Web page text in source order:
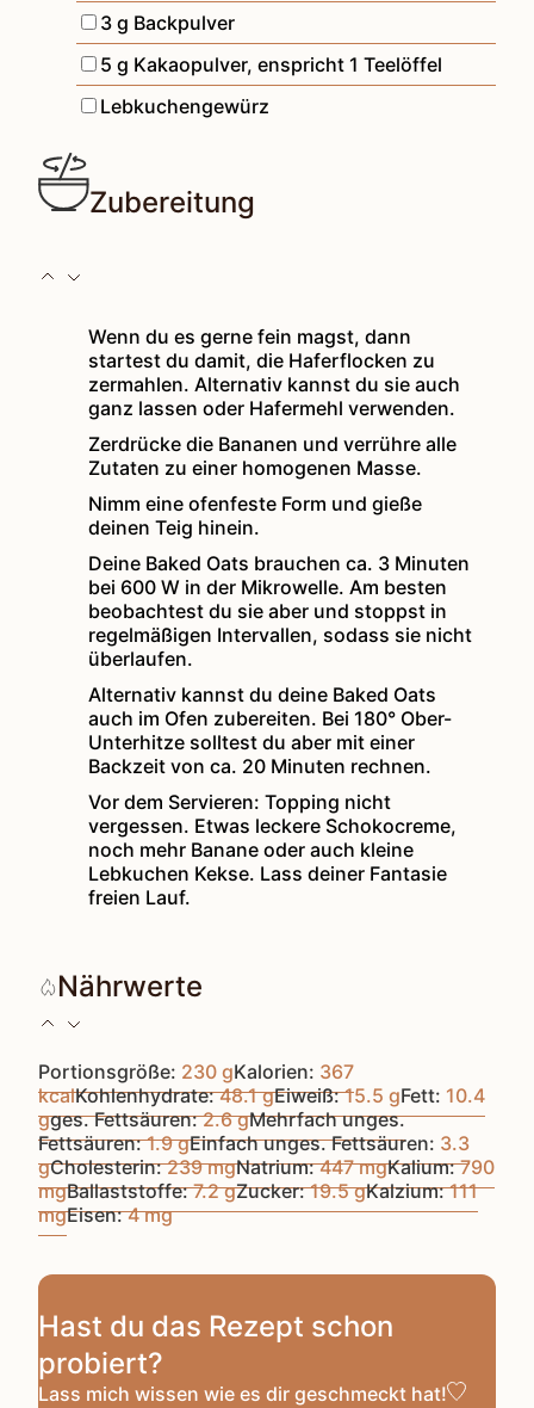
▢
3 g Backpulver
▢
5 g Kakaopulver,enspricht 1 Teelöffel
▢
Lebkuchengewürz
Zubereitung
Wenn du es gerne fein magst, dann
startest du damit, die Haferflocken zu
zermahlen. Alternativ kannst du sie auch
ganz lassen oder Hafermehl verwenden.
Zerdrücke die Bananen und verrühre alle
Zutaten zu einer homogenen Masse.
Nimm eine ofenfeste Form und gieße
deinen Teig hinein.
Deine Baked Oats brauchen ca. 3 Minuten
bei 600 W in der Mikrowelle. Am besten
beobachtest du sie aber und stoppst in
regelmäßigen Intervallen, sodass sie nicht
überlaufen.
Alternativ kannst du deine Baked Oats
auch im Ofen zubereiten. Bei 180° Ober-
Unterhitze solltest du aber mit einer
Backzeit von ca. 20 Minuten rechnen.
Vor dem Servieren: Topping nicht
vergessen. Etwas leckere Schokocreme,
noch mehr Banane oder auch kleine
Lebkuchen Kekse. Lass deiner Fantasie
freien Lauf.
Nährwerte
Portionsgröße: 230 gKalorien: 367
kcalKohlenhydrate:48.1 gEiweiß:15.5 gFett: 10.4
gges. Fettsäuren:2.6 gMehrfach unges.
Fettsäuren:1.9 gEinfach unges. Fettsäuren: 3.3
gCholesterin:239 mgNatrium:447 mgKalium:790
mgBallaststoffe:7.2 gZucker:19.5 gKalzium:111
mgEisen:4 mg
Hast du das Rezept schon
probiert?
Lass mich wissen wie es dir geschmeckt hat!